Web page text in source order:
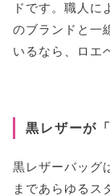
ドです。職人に
のブランドと一
いるなら、ロエ
黒レザーが
黒レザーバッグ
まであらゆるス